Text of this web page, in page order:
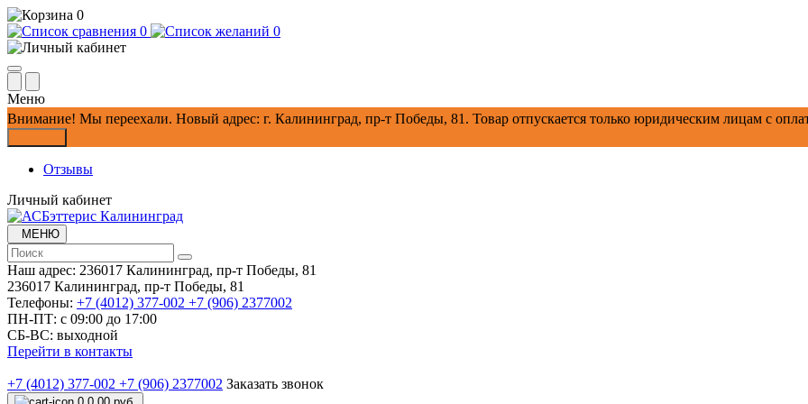
0
0
0
Меню
Внимание! Мы переехали. Новый адрес: г. Калининград, пр-т Победы, 81. Товар отпускается только юридическим лицам с
Отзывы
Личный кабинет
МЕНЮ
Наш адрес: 236017 Калининград,​ пр-т Победы, 81
236017 Калининград,​ пр-т Победы, 81
Телефоны: +7 (4012) 377-002 +7 (906) 2377002
ПН-ПТ: с 09:00 до 17:00
СБ-ВС: выходной
Перейти в контакты
+7 (4012) 377-002 +7 (906) 2377002 Заказать звонок